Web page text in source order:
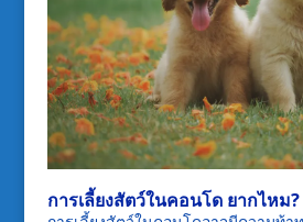
การเลี้ยงสัตว์ในคอนโด ยากไหม?